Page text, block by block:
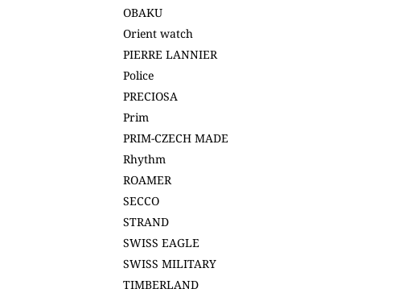
OBAKU
Orient watch
PIERRE LANNIER
Police
PRECIOSA
Prim
PRIM-CZECH MADE
Rhythm
ROAMER
SECCO
STRAND
SWISS EAGLE
SWISS MILITARY
TIMBERLAND